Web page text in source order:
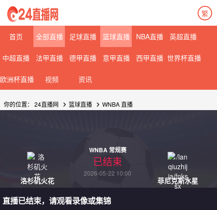
繁
首页 全部直播 足球直播 篮球直播 NBA直播 英超直播
中超直播 法甲直播 德甲直播 意甲直播 西甲直播 世界杯直播
欧洲杯直播 视频 资讯
你的位置： 24直播网 篮球直播 WNBA 直播
洛杉矶火花
WNBA 常规赛
已结束
2026-05-22 10:00
菲尼克斯水星
直播已结束，请观看录像或集锦